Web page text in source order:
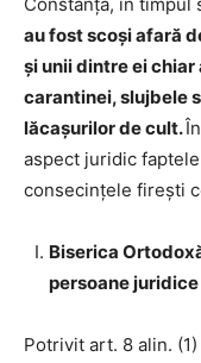
au fost scoşi afară
și unii dintre ei
carantinei, slujbele
lăcaşurilor de cult.
aspect juridic
consecințele firești
Biserica
persoane
Potrivit art. 8 alin.